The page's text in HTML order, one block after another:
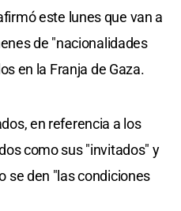
este lunes que van a
de "nacionalidades
en la Franja de Gaza.
en referencia a los
como sus "invitados" y
se den "las condiciones